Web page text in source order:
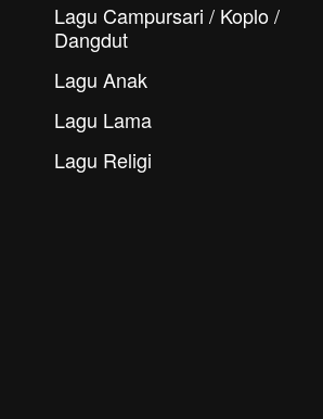
Lagu Campursari / Koplo /
Dangdut
Lagu Anak
Lagu Lama
Lagu Religi